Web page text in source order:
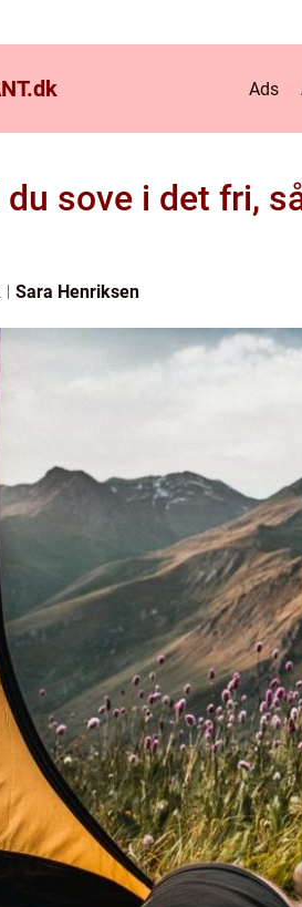
dk Ads
du sove i det fri,
Sara Henriksen